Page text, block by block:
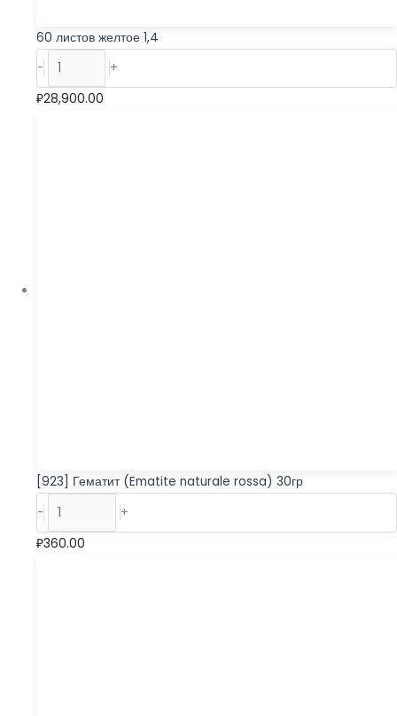
60 листов желтое 1,4
-
+
₽28,900.00
[923] Гематит (Ematite naturale rossa) 30гр
-
+
₽360.00